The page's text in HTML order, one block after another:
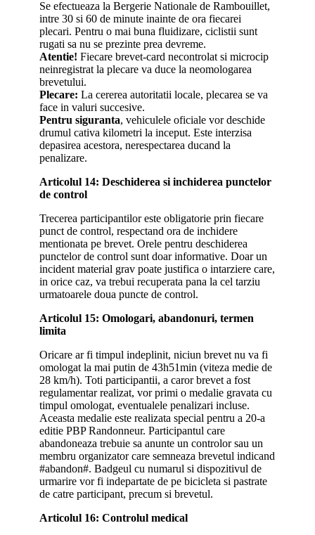
Se efectueaza la Bergerie Nationale de Rambouillet,
intre 30 si 60 de minute inainte de ora fiecarei
plecari. Pentru o mai buna fluidizare, ciclistii sunt
rugati sa nu se prezinte prea devreme.
Atentie! Fiecare brevet-card necontrolat si microcip
neinregistrat la plecare va duce la neomologarea
brevetului.
Plecare: La cererea autoritatii locale, plecarea se va
face in valuri succesive.
Pentru siguranta, vehiculele oficiale vor deschide
drumul cativa kilometri la inceput. Este interzisa
depasirea acestora, nerespectarea ducand la
penalizare.
Articolul 14: Deschiderea si inchiderea punctelor
de control
Trecerea participantilor este obligatorie prin fiecare
punct de control, respectand ora de inchidere
mentionata pe brevet. Orele pentru deschiderea
punctelor de control sunt doar informative. Doar un
incident material grav poate justifica o intarziere care,
in orice caz, va trebui recuperata pana la cel tarziu
urmatoarele doua puncte de control.
Articolul 15: Omologari, abandonuri, termen
limita
Oricare ar fi timpul indeplinit, niciun brevet nu va fi
omologat la mai putin de 43h51min (viteza medie de
28 km/h). Toti participantii, a caror brevet a fost
regulamentar realizat, vor primi o medalie gravata cu
timpul omologat, eventualele penalizari incluse.
Aceasta medalie este realizata special pentru a 20-a
editie PBP Randonneur. Participantul care
abandoneaza trebuie sa anunte un controlor sau un
membru organizator care semneaza brevetul indicand
#abandon#. Badgeul cu numarul si dispozitivul de
urmarire vor fi indepartate de pe bicicleta si pastrate
de catre participant, precum si brevetul.
Articolul 16: Controlul medical